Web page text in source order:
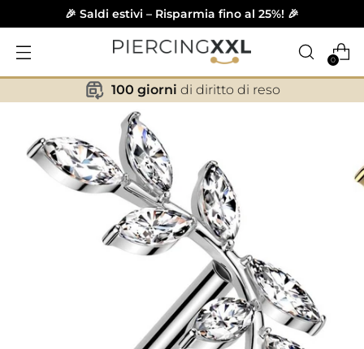
🎉 Saldi estivi – Risparmia fino al 25%! 🎉
0
✕
100 giorni di diritto di reso